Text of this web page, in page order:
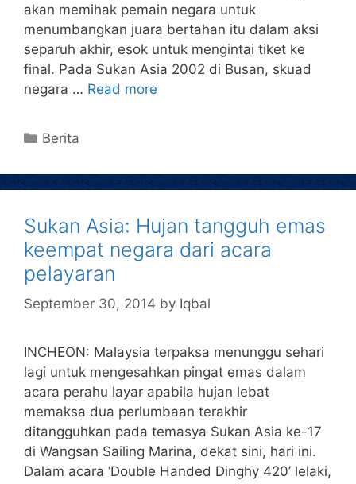
akan memihak pemain negara untuk
menumbangkan juara bertahan itu dalam aksi
separuh akhir, esok untuk mengintai tiket ke
final. Pada Sukan Asia 2002 di Busan, skuad
negara … Read more
Berita
Sukan Asia: Hujan tangguh emas
keempat negara dari acara
pelayaran
September 30, 2014 by Iqbal
INCHEON: Malaysia terpaksa menunggu sehari
lagi untuk mengesahkan pingat emas dalam
acara perahu layar apabila hujan lebat
memaksa dua perlumbaan terakhir
ditangguhkan pada temasya Sukan Asia ke-17
di Wangsan Sailing Marina, dekat sini, hari ini.
Dalam acara ‘Double Handed Dinghy 420’ lelaki,